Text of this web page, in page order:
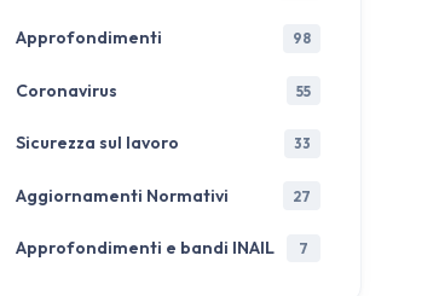
Approfondimenti 98
Coronavirus 55
Sicurezza sul lavoro 33
Aggiornamenti Normativi 27
Approfondimenti e bandi INAIL 7